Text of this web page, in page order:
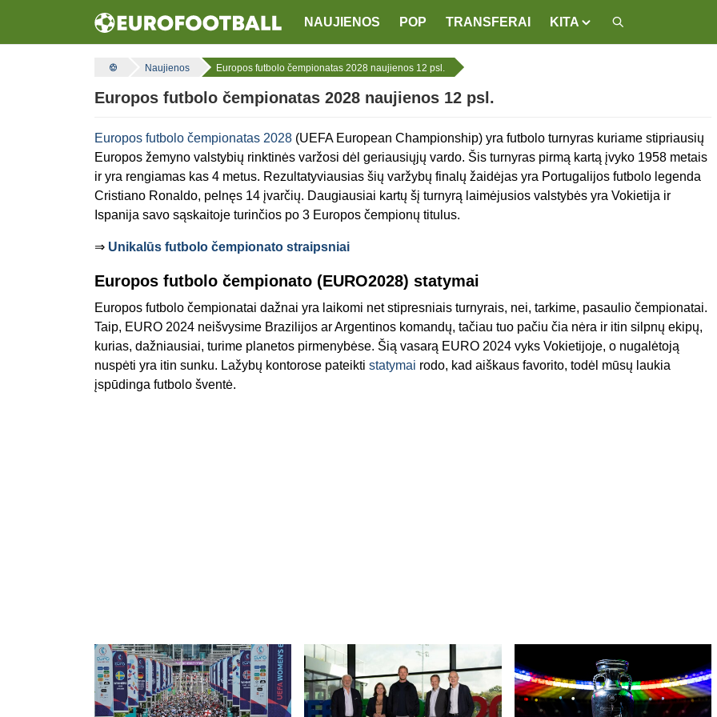
NAUJIENOS POP TRANSFERAI KITA
Naujienos Europos futbolo čempionatas 2028 naujienos 12 psl.
Europos futbolo čempionatas 2028 naujienos 12 psl.
Europos futbolo čempionatas 2028 (UEFA European Championship) yra futbolo turnyras kuriame stipriausių
Europos žemyno valstybių rinktinės varžosi dėl geriausiųjų vardo. Šis turnyras pirmą kartą įvyko 1958 metais
ir yra rengiamas kas 4 metus. Rezultatyviausias šių varžybų finalų žaidėjas yra Portugalijos futbolo legenda
Cristiano Ronaldo, pelnęs 14 įvarčių. Daugiausiai kartų šį turnyrą laimėjusios valstybės yra Vokietija ir
Ispanija savo sąskaitoje turinčios po 3 Europos čempionų titulus.
⇒ Unikalūs futbolo čempionato straipsniai
Europos futbolo čempionato (EURO2028) statymai
Europos futbolo čempionatai dažnai yra laikomi net stipresniais turnyrais, nei, tarkime, pasaulio čempionatai.
Taip, EURO 2024 neišvysime Brazilijos ar Argentinos komandų, tačiau tuo pačiu čia nėra ir itin silpnų ekipų,
kurias, dažniausiai, turime planetos pirmenybėse. Šią vasarą EURO 2024 vyks Vokietijoje, o nugalėtoją
nuspėti yra itin sunku. Lažybų kontorose pateikti statymai rodo, kad aiškaus favorito, todėl mūsų laukia
įspūdinga futbolo šventė.